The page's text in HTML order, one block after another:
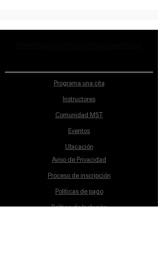
Programa una cita
Instructores
Comunidad MST
Eventos
Ubicación
Aviso de Privacidad
Proceso de inscripción
Políticas de pago
Política de Inclusión